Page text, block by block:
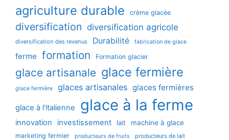
agriculture durable crème glacée
diversification diversification agricole
diversification des revenus Durabilité fabrication de glace
ferme formation Formation glacier
glace artisanale glace fermière
glace fermière glaces artisanales glaces fermières
glace à l'italienne glace à la ferme
innovation investissement lait machine à glace
marketing fermier producteurs de fruits producteurs de lait